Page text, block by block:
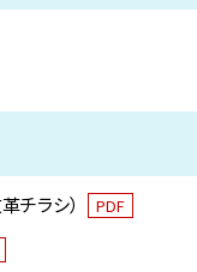
チラシ） PDF